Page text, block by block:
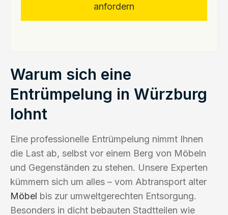
anfordern
Warum sich eine
Entrümpelung in Würzburg
lohnt
Eine professionelle Entrümpelung nimmt Ihnen
die Last ab, selbst vor einem Berg von Möbeln
und Gegenständen zu stehen. Unsere Experten
kümmern sich um alles – vom Abtransport alter
Möbel bis zur umweltgerechten Entsorgung.
Besonders in dicht bebauten Stadtteilen wie